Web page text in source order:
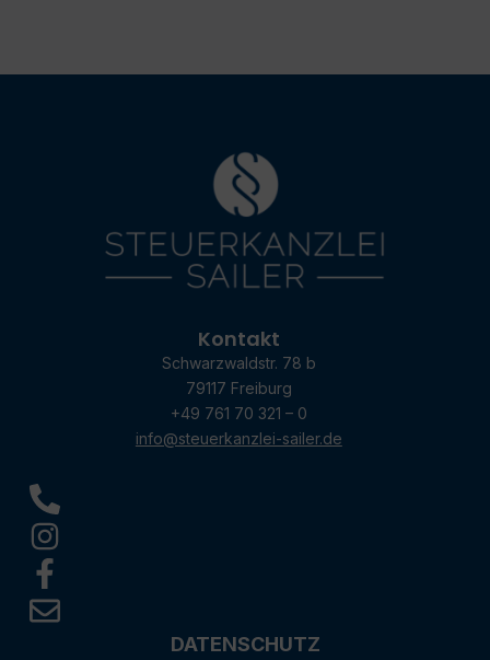
Kontakt
Schwarzwaldstr. 78 b
79117 Freiburg
+49 761 70 321 – 0
info@steuerkanzlei-sailer.de
DATENSCHUTZ